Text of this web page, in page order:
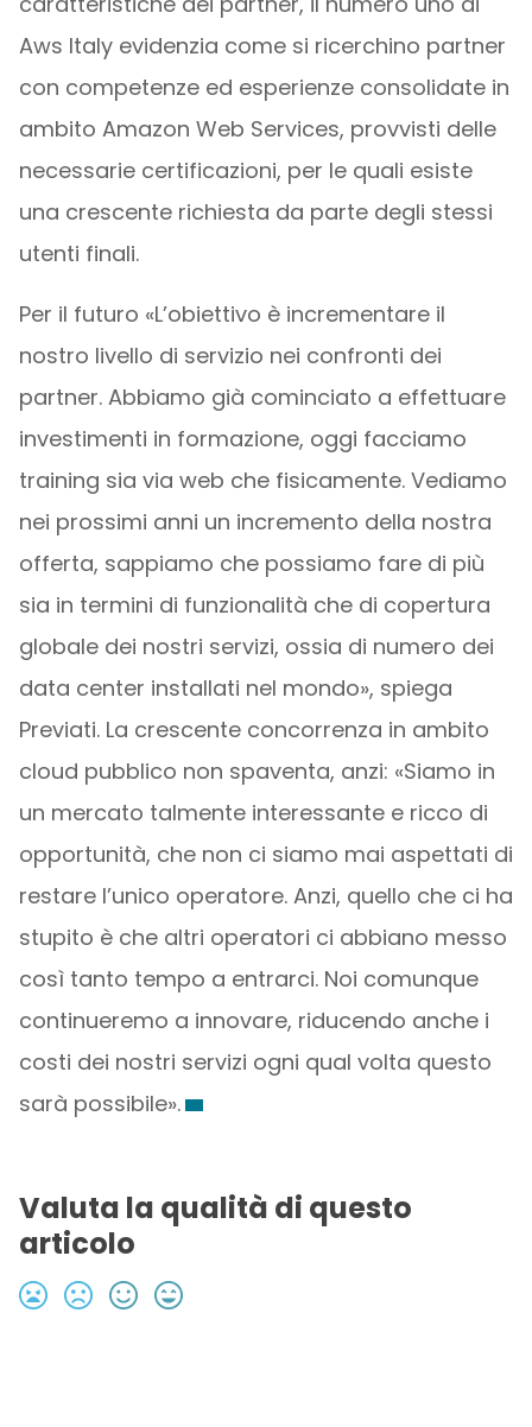
Aws Italy evidenzia come si ricerchino partner
con competenze ed esperienze consolidate in
ambito Amazon Web Services, provvisti delle
necessarie certificazioni, per le quali esiste
una crescente richiesta da parte degli stessi
utenti finali.
Per il futuro «L’obiettivo è incrementare il
nostro livello di servizio nei confronti dei
partner. Abbiamo già cominciato a effettuare
investimenti in formazione, oggi facciamo
training sia via web che fisicamente. Vediamo
nei prossimi anni un incremento della nostra
offerta, sappiamo che possiamo fare di più
sia in termini di funzionalità che di copertura
globale dei nostri servizi, ossia di numero dei
data center installati nel mondo», spiega
Previati. La crescente concorrenza in ambito
cloud pubblico non spaventa, anzi: «Siamo in
un mercato talmente interessante e ricco di
opportunità, che non ci siamo mai aspettati di
restare l’unico operatore. Anzi, quello che ci ha
stupito è che altri operatori ci abbiano messo
così tanto tempo a entrarci. Noi comunque
continueremo a innovare, riducendo anche i
costi dei nostri servizi ogni qual volta questo
sarà possibile».
Valuta la qualità di questo
articolo